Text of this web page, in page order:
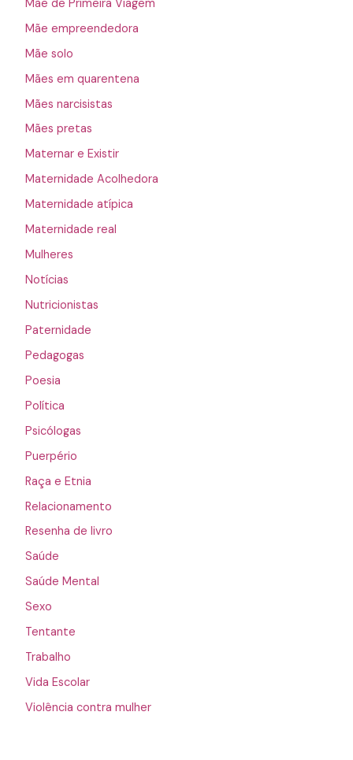
Mãe de Primeira Viagem
Mãe empreendedora
Mãe solo
Mães em quarentena
Mães narcisistas
Mães pretas
Maternar e Existir
Maternidade Acolhedora
Maternidade atípica
Maternidade real
Mulheres
Notícias
Nutricionistas
Paternidade
Pedagogas
Poesia
Política
Psicólogas
Puerpério
Raça e Etnia
Relacionamento
Resenha de livro
Saúde
Saúde Mental
Sexo
Tentante
Trabalho
Vida Escolar
Violência contra mulher